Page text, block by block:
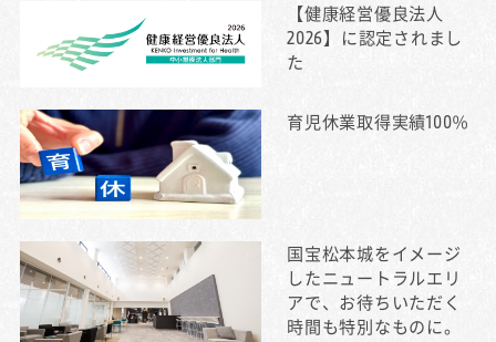
【健康経営優良法人
2026】に認定されまし
た
育児休業取得実績100％
国宝松本城をイメージ
したニュートラルエリ
アで、お待ちいただく
時間も特別なものに。